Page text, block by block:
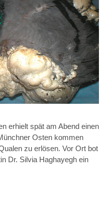
erhielt spät am Abend einen
Osten kommen
zu erlösen. Vor Ort bot
Dr. Silvia Haghayegh ein